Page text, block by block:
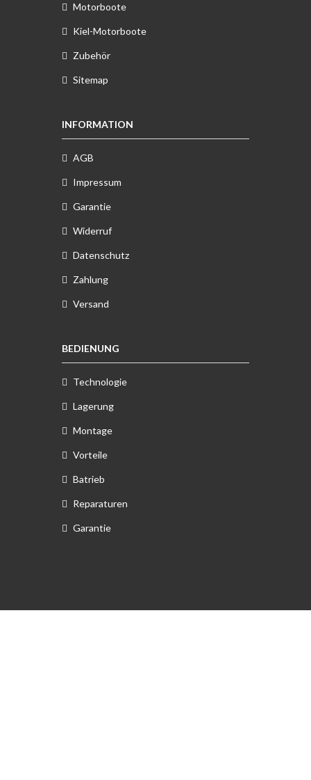
Motorboote
Kiel-Motorboote
Zubehör
Sitemap
INFORMATION
AGB
Impressum
Garantie
Widerruf
Datenschutz
Zahlung
Versand
BEDIENUNG
Technologie
Lagerung
Montage
Vorteile
Batrieb
Reparaturen
Garantie